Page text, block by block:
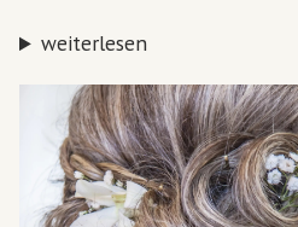
weiterlesen